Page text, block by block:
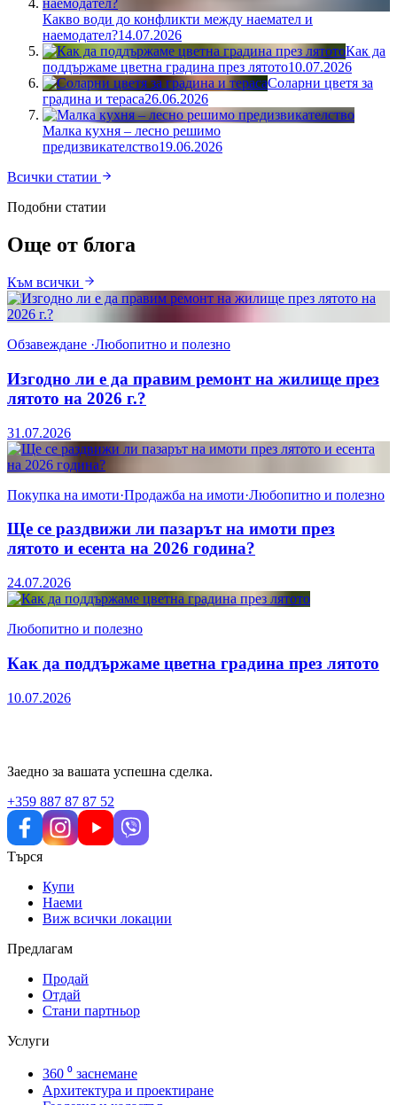
Какво води до конфликти между наемател и
наемодател?14.07.2026
Как да
поддържаме цветна градина през лятото10.07.2026
Соларни цветя за
градина и тераса26.06.2026
Малка кухня – лесно решимо
предизвикателствo19.06.2026
Всички статии
Подобни статии
Още от блога
Към всички
Обзавеждане ·Любопитно и полезно
Изгодно ли е да правим ремонт на жилище през
лятото на 2026 г.?
31.07.2026
Покупка на имоти·Продажба на имоти·Любопитно и полезно
Ще се раздвижи ли пазарът на имоти през
лятото и есента на 2026 година?
24.07.2026
Любопитно и полезно
Как да поддържаме цветна градина през лятото
10.07.2026
Заедно за вашата успешна сделка.
+359 887 87 87 52
Търся
Купи
Наеми
Виж всички локации
Предлагам
Продай
Отдай
Стани партньор
Услуги
360 ⁰ заснемане
Архитектура и проектиране